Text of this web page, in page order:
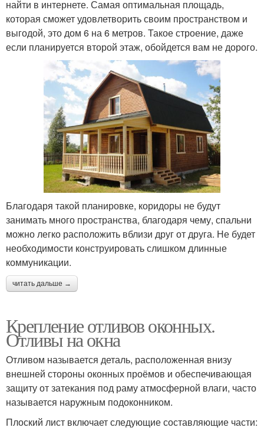
найти в интернете. Самая оптимальная площадь,
которая сможет удовлетворить своим пространством и
выгодой, это дом 6 на 6 метров. Такое строение, даже
если планируется второй этаж, обойдется вам не дорого.
Благодаря такой планировке, коридоры не будут
занимать много пространства, благодаря чему, спальни
можно легко расположить вблизи друг от друга. Не будет
необходимости конструировать слишком длинные
коммуникации.
читать дальше →
Крепление отливов оконных.
Отливы на окна
Отливом называется деталь, расположенная внизу
внешней стороны оконных проёмов и обеспечивающая
защиту от затекания под раму атмосферной влаги, часто
называется наружным подоконником.
Плоский лист включает следующие составляющие части: